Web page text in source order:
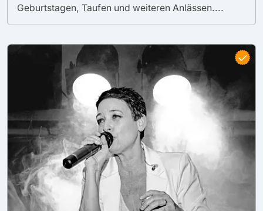
Geburtstagen, Taufen und weiteren Anlässen....